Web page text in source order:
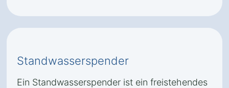
Standwasserspender
Ein Standwasserspender ist ein freistehendes